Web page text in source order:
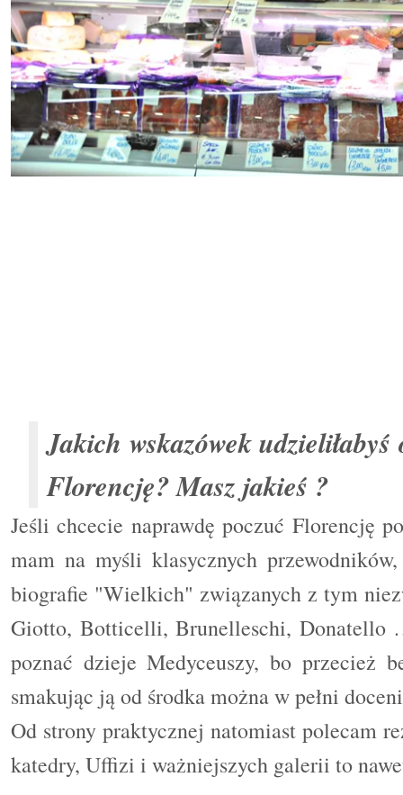
Jakich wskazówek
Florencję? Masz jakieś ?
Jeśli chcecie naprawdę poczuć Florencję
mam na myśli klasycznych
biografie "Wielkich" związanych z tym
Giotto, Botticelli, Brunelleschi, Donatello
poznać dzieje Medyceuszy, bo przecież
smakując ją od środka można w pełni
Od strony praktycznej natomiast polecam
katedry, Uffizi i ważniejszych galerii to